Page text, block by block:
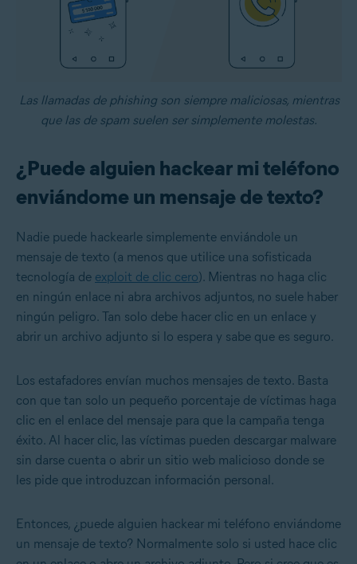
Las llamadas de phishing son siempre maliciosas, mientras
que las de spam suelen ser simplemente molestas.
¿Puede alguien hackear mi teléfono
enviándome un mensaje de texto?
Nadie puede hackearle simplemente enviándole un
mensaje de texto (a menos que utilice una sofisticada
tecnología de exploit de clic cero). Mientras no haga clic
en ningún enlace ni abra archivos adjuntos, no suele haber
ningún peligro. Tan solo debe hacer clic en un enlace y
abrir un archivo adjunto si lo espera y sabe que es seguro.
Los estafadores envían muchos mensajes de texto. Basta
con que tan solo un pequeño porcentaje de víctimas haga
clic en el enlace del mensaje para que la campaña tenga
éxito. Al hacer clic, las víctimas pueden descargar malware
sin darse cuenta o abrir un sitio web malicioso donde se
les pide que introduzcan información personal.
Entonces, ¿puede alguien hackear mi teléfono enviándome
un mensaje de texto? Normalmente solo si usted hace clic